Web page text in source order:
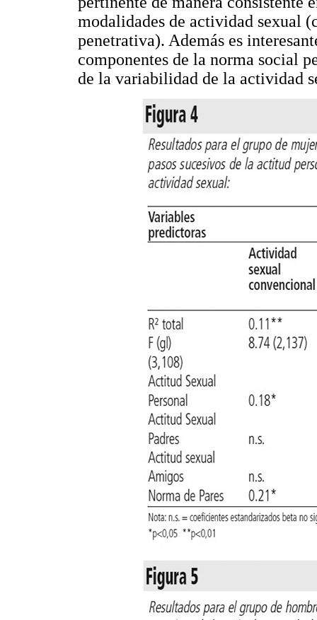
modalidades de actividad sexual
penetrativa). Además es
componentes de la norma social
de la variabilidad de la actividad